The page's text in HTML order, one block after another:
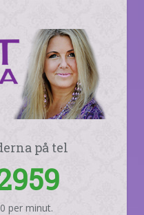
på tel
per minut.